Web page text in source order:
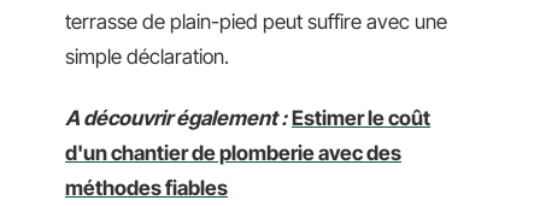
terrasse de plain-pied peut suffire avec une
simple déclaration.
A découvrir également : Estimer le coût
d'un chantier de plomberie avec des
méthodes fiables